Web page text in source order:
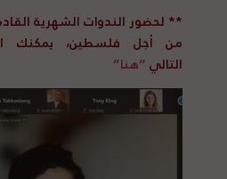
** لحضور الندوات الشهرية
من أجل فلسطين، يمكنك
التالي“هنا”